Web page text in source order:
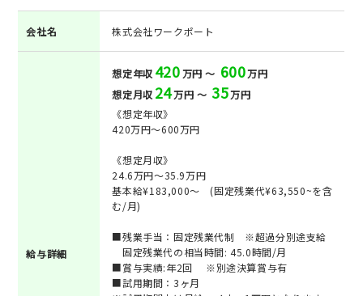
会社名 株式会社ワークポート
給与詳細
想定年収 420万円 ～ 600万円
想定月収 24万円 ～ 35万円
《想定年収》
420万円～600万円
《想定月収》
24.6万円～35.9万円
基本給¥183,000～ (固定残業代¥63,550~を含
む/月)
■残業手当：固定残業代制 ※超過分別途支給
固定残業代の相当時間: 45.0時間/月
■賞与実績:年2回 ※別途決算賞与有
■試用期間：3ヶ月